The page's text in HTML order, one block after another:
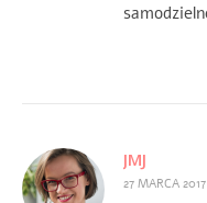
JMJ
27 MARCA